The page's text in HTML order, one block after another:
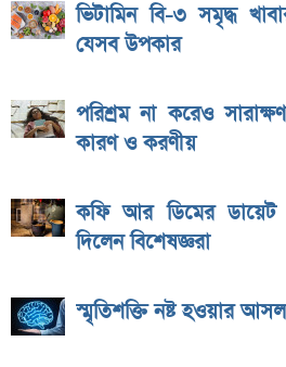
ভিটামিন বি-৩ সমৃদ্ধ
যেসব উপকার
পরিশ্রম না করেও
কারণ ও করণীয়
কফি আর ডিমের ডায়েট
দিলেন বিশেষজ্ঞরা
স্মৃতিশক্তি নষ্ট হওয়ার